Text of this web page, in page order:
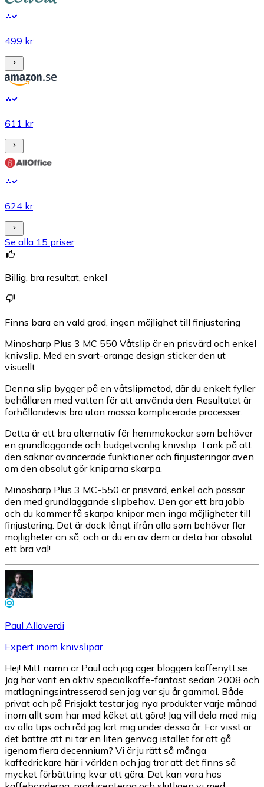
499 kr
611 kr
624 kr
Se alla 15 priser
Billig, bra resultat, enkel
Finns bara en vald grad, ingen möjlighet till finjustering
Minosharp Plus 3 MC 550 Våtslip är en prisvärd och enkel
knivslip. Med en svart-orange design sticker den ut
visuellt.
Denna slip bygger på en våtslipmetod, där du enkelt fyller
behållaren med vatten för att använda den. Resultatet är
förhållandevis bra utan massa komplicerade processer.
Detta är ett bra alternativ för hemmakockar som behöver
en grundläggande och budgetvänlig knivslip. Tänk på att
den saknar avancerade funktioner och finjusteringar även
om den absolut gör kniparna skarpa.
Minosharp Plus 3 MC-550 är prisvärd, enkel och passar
den med grundläggande slipbehov. Den gör ett bra jobb
och du kommer få skarpa knipar men inga möjligheter till
finjustering. Det är dock långt ifrån alla som behöver fler
möjligheter än så, och är du en av dem är deta här absolut
ett bra val!
Paul Allaverdi
Expert inom knivslipar
Hej! Mitt namn är Paul och jag äger bloggen kaffenytt.se.
Jag har varit en aktiv specialkaffe-fantast sedan 2008 och
matlagningsintresserad sen jag var sju år gammal. Både
privat och på Prisjakt testar jag nya produkter varje månad
inom allt som har med köket att göra! Jag vill dela med mig
av alla tips och råd jag lärt mig under dessa år. För visst är
det bättre att ni tar en liten genväg istället för att gå
igenom flera decennium? Vi är ju rätt så många
kaffedrickare här i världen och jag tror att det finns så
mycket förbättring kvar att göra. Det kan vara hos